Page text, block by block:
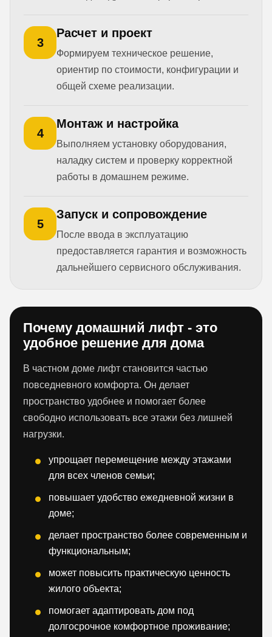
3
Расчет и проект
Формируем техническое решение,
ориентир по стоимости, конфигурации и
общей схеме реализации.
4
Монтаж и настройка
Выполняем установку оборудования,
наладку систем и проверку корректной
работы в домашнем режиме.
5
Запуск и сопровождение
После ввода в эксплуатацию
предоставляется гарантия и возможность
дальнейшего сервисного обслуживания.
Почему домашний лифт - это
удобное решение для дома
В частном доме лифт становится частью
повседневного комфорта. Он делает
пространство удобнее и помогает более
свободно использовать все этажи без лишней
нагрузки.
упрощает перемещение между этажами
для всех членов семьи;
повышает удобство ежедневной жизни в
доме;
делает пространство более современным и
функциональным;
может повысить практическую ценность
жилого объекта;
помогает адаптировать дом под
долгосрочное комфортное проживание;